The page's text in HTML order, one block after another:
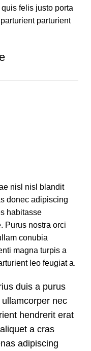
felis justo porta
parturient
nisl nisl blandit
donec adipiscing
habitasse
Purus nostra orci
conubia
magna turpis a
leo feugiat a.
duis a purus
nec
hendrerit erat
a cras
adipiscing